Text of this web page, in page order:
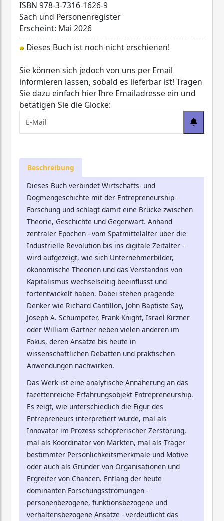
ISBN 978-3-7316-1626-9
Sach und Personenregister
Erscheint: Mai 2026
Dieses Buch ist noch nicht erschienen!
Sie können sich jedoch von uns per Email
informieren lassen, sobald es lieferbar ist! Tragen
Sie dazu einfach hier Ihre Emailadresse ein und
betätigen Sie die Glocke:
Beschreibung
Dieses Buch verbindet Wirtschafts- und
Dogmengeschichte mit der Entrepreneurship-
Forschung und schlägt damit eine Brücke zwischen
Theorie, Geschichte und Gegenwart. Anhand
zentraler Epochen - vom Spätmittelalter über die
Industrielle Revolution bis ins digitale Zeitalter -
wird aufgezeigt, wie sich Unternehmerbilder,
ökonomische Theorien und das Verständnis von
Kapitalismus wechselseitig beeinflusst und
fortentwickelt haben. Dabei stehen prägende
Denker wie Richard Cantillon, John Baptiste Say,
Joseph A. Schumpeter, Frank Knight, Israel Kirzner
oder William Gartner neben vielen anderen im
Fokus, deren Ansätze bis heute in
wissenschaftlichen Debatten und praktischen
Anwendungen nachwirken.
Das Werk ist eine analytische Annäherung an das
facettenreiche Erfahrungsobjekt Entrepreneurship.
Es zeigt, wie unterschiedlich die Figur des
Entrepreneurs interpretiert wurde, mal als
Innovator im Prozess schöpferischer Zerstörung,
mal als Koordinator von Märkten, mal als Träger
bestimmter Persönlichkeitsmerkmale und Motive
oder auch als Gründer von Organisationen und
Ergreifer von Chancen. Entlang der heute
dominanten Forschungsströmungen -
personenbezogene, funktionsbezogene und
verhaltensbezogene Ansätze - verdeutlicht das